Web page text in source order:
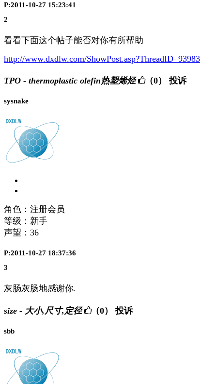
P:2011-10-27 15:23:41
2
看看下面这个帖子能否对你有所帮助
http://www.dxdlw.com/ShowPost.asp?ThreadID=93983
TPO - thermoplastic olefin热塑烯烃 （0） 投诉
sysnake
角色：注册会员
等级：新手
声望： 36
P:2011-10-27 18:37:36
3
灰肠灰肠地感谢你.
size - 大小,尺寸,定径 （0） 投诉
sbb